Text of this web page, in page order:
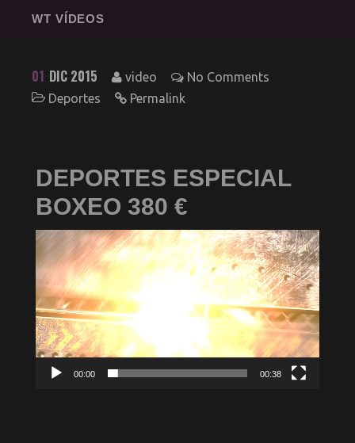
WT VÍDEOS
Fotografía
3D
Sonido
Impresión
Clientes
01 DIC 2015 video
No Comments
Deportes
Permalink
DEPORTES ESPECIAL
BOXEO 380 €
Reproductor
vídeo
00:00 00:38